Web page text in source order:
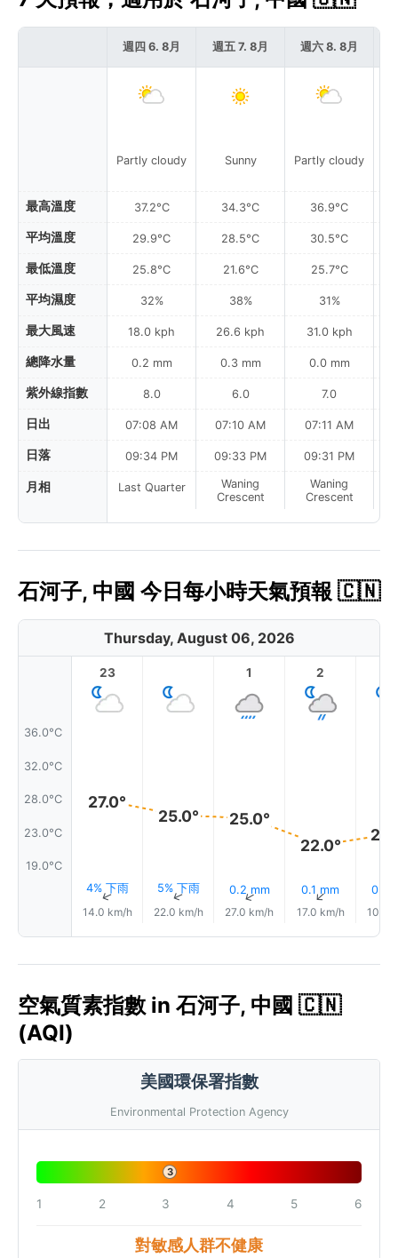
最高溫度
平均溫度
最低溫度
平均濕度
最大風速
總降水量
紫外線指數
日出
日落
月相
週四 6. 8月
Partly cloudy
37.2°C
29.9°C
25.8°C
32%
18.0 kph
0.2 mm
8.0
07:08 AM
09:34 PM
Last Quarter
週五 7. 8月
Sunny
34.3°C
28.5°C
21.6°C
38%
26.6 kph
0.3 mm
6.0
07:10 AM
09:33 PM
Waning
Crescent
週六 8. 8月
Partly cloudy
36.9°C
30.5°C
25.7°C
31%
31.0 kph
0.0 mm
7.0
07:11 AM
09:31 PM
Waning
Crescent
石河子, 中國 今日每小時天氣預報 🇨🇳
Thursday, August 06, 2026
36.0°C
32.0°C
28.0°C
23.0°C
19.0°C
23
27.0°
4% 下雨
↑
14.0 km/h
25.0°
5% 下雨
↑
22.0 km/h
1
25.0°
0.2 mm
↑
27.0 km/h
2
22.0°
0.1 mm
↑
17.0 km/h
0.0
10.0
空氣質素指數 in 石河子, 中國 🇨🇳
(AQI)
美國環保署指數
Environmental Protection Agency
3
1 2 3 4 5 6
對敏感人群不健康